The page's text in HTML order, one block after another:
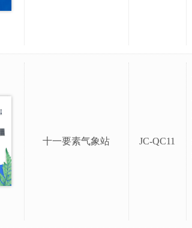
十一要素气象站 JC-QC11